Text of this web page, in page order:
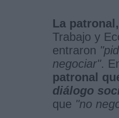
La
Trabajo y
entraron
negociar".
patronal
diálogo
que "no